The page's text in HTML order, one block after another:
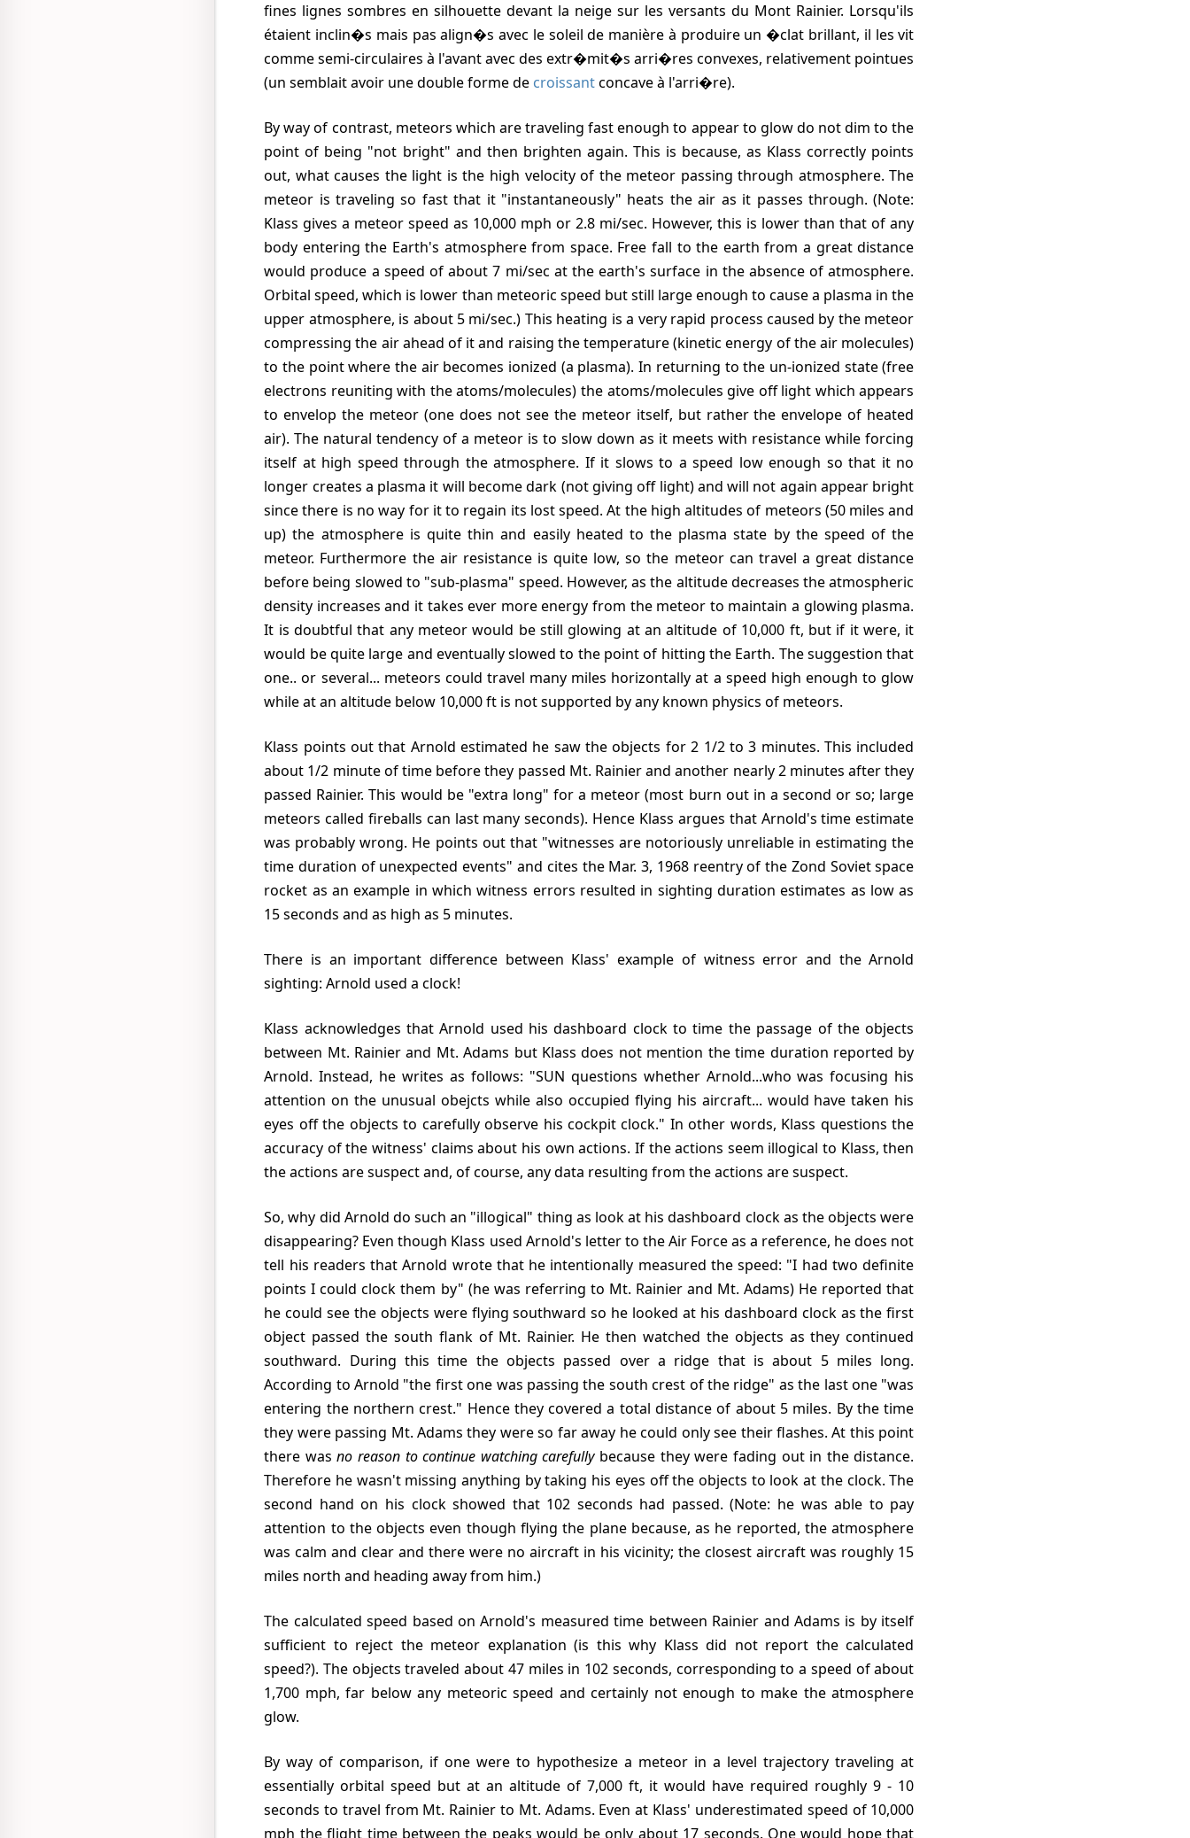
fines lignes sombres en silhouette devant la neige sur les versants du Mont Rainier. Lorsqu'ils
étaient inclin�s mais pas align�s avec le soleil de manière à produire un �clat brillant, il les vit
comme semi-circulaires à l'avant avec des extr�mit�s arri�res convexes, relativement pointues
(un semblait avoir une double forme de croissantconcave à l'arri�re).
By way of contrast, meteors which are traveling fast enough to appear to glow do not dim to the
point of being "not bright" and then brighten again. This is because, as Klass correctly points
out, what causes the light is the high velocity of the meteor passing through atmosphere. The
meteor is traveling so fast that it "instantaneously" heats the air as it passes through. (Note:
Klass gives a meteor speed as 10,000 mph or 2.8 mi/sec. However, this is lower than that of any
body entering the Earth's atmosphere from space. Free fall to the earth from a great distance
would produce a speed of about 7 mi/sec at the earth's surface in the absence of atmosphere.
Orbital speed, which is lower than meteoric speed but still large enough to cause a plasma in the
upper atmosphere, is about 5 mi/sec.) This heating is a very rapid process caused by the meteor
compressing the air ahead of it and raising the temperature (kinetic energy of the air molecules)
to the point where the air becomes ionized (a plasma). In returning to the un-ionized state (free
electrons reuniting with the atoms/molecules) the atoms/molecules give off light which appears
to envelop the meteor (one does not see the meteor itself, but rather the envelope of heated
air). The natural tendency of a meteor is to slow down as it meets with resistance while forcing
itself at high speed through the atmosphere. If it slows to a speed low enough so that it no
longer creates a plasma it will become dark (not giving off light) and will not again appear bright
since there is no way for it to regain its lost speed. At the high altitudes of meteors (50 miles and
up) the atmosphere is quite thin and easily heated to the plasma state by the speed of the
meteor. Furthermore the air resistance is quite low, so the meteor can travel a great distance
before being slowed to "sub-plasma" speed. However, as the altitude decreases the atmospheric
density increases and it takes ever more energy from the meteor to maintain a glowing plasma.
It is doubtful that any meteor would be still glowing at an altitude of 10,000 ft, but if it were, it
would be quite large and eventually slowed to the point of hitting the Earth. The suggestion that
one.. or several... meteors could travel many miles horizontally at a speed high enough to glow
while at an altitude below 10,000 ft is not supported by any known physics of meteors.
Klass points out that Arnold estimated he saw the objects for 2 1/2 to 3 minutes. This included
about 1/2 minute of time before they passed Mt. Rainier and another nearly 2 minutes after they
passed Rainier. This would be "extra long" for a meteor (most burn out in a second or so; large
meteors called fireballs can last many seconds). Hence Klass argues that Arnold's time estimate
was probably wrong. He points out that "witnesses are notoriously unreliable in estimating the
time duration of unexpected events" and cites the Mar. 3, 1968 reentry of the Zond Soviet space
rocket as an example in which witness errors resulted in sighting duration estimates as low as
15 seconds and as high as 5 minutes.
There is an important difference between Klass' example of witness error and the Arnold
sighting: Arnold used a clock!
Klass acknowledges that Arnold used his dashboard clock to time the passage of the objects
between Mt. Rainier and Mt. Adams but Klass does not mention the time duration reported by
Arnold. Instead, he writes as follows: "SUN questions whether Arnold...who was focusing his
attention on the unusual obejcts while also occupied flying his aircraft... would have taken his
eyes off the objects to carefully observe his cockpit clock." In other words, Klass questions the
accuracy of the witness' claims about his own actions. If the actions seem illogical to Klass, then
the actions are suspect and, of course, any data resulting from the actions are suspect.
So, why did Arnold do such an "illogical" thing as look at his dashboard clock as the objects were
disappearing? Even though Klass used Arnold's letter to the Air Force as a reference, he does not
tell his readers that Arnold wrote that he intentionally measured the speed: "I had two definite
points I could clock them by" (he was referring to Mt. Rainier and Mt. Adams) He reported that
he could see the objects were flying southward so he looked at his dashboard clock as the first
object passed the south flank of Mt. Rainier. He then watched the objects as they continued
southward. During this time the objects passed over a ridge that is about 5 miles long.
According to Arnold "the first one was passing the south crest of the ridge" as the last one "was
entering the northern crest." Hence they covered a total distance of about 5 miles. By the time
they were passing Mt. Adams they were so far away he could only see their flashes. At this point
there wasno reason to continue watching carefullybecause they were fading out in the distance.
Therefore he wasn't missing anything by taking his eyes off the objects to look at the clock. The
second hand on his clock showed that 102 seconds had passed. (Note: he was able to pay
attention to the objects even though flying the plane because, as he reported, the atmosphere
was calm and clear and there were no aircraft in his vicinity; the closest aircraft was roughly 15
miles north and heading away from him.)
The calculated speed based on Arnold's measured time between Rainier and Adams is by itself
sufficient to reject the meteor explanation (is this why Klass did not report the calculated
speed?). The objects traveled about 47 miles in 102 seconds, corresponding to a speed of about
1,700 mph, far below any meteoric speed and certainly not enough to make the atmosphere
glow.
By way of comparison, if one were to hypothesize a meteor in a level trajectory traveling at
essentially orbital speed but at an altitude of 7,000 ft, it would have required roughly 9 - 10
seconds to travel from Mt. Rainier to Mt. Adams. Even at Klass' underestimated speed of 10,000
mph the flight time between the peaks would be only about 17 seconds. One would hope that